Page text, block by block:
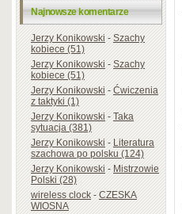
Najnowsze komentarze
Jerzy Konikowski-Szachy
kobiece (51)
Jerzy Konikowski-Szachy
kobiece (51)
Jerzy Konikowski-Ćwiczenia
z taktyki (1)
Jerzy Konikowski-Taka
sytuacja (381)
Jerzy Konikowski-Literatura
szachowa po polsku (124)
Jerzy Konikowski-Mistrzowie
Polski (28)
wireless clock-CZESKA
WIOSNA